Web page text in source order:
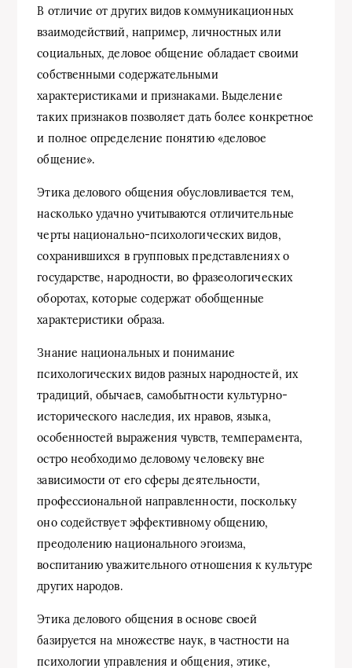
В отличие от других видов коммуникационных
взаимодействий, например, личностных или
социальных, деловое общение обладает своими
собственными содержательными
характеристиками и признаками. Выделение
таких признаков позволяет дать более конкретное
и полное определение понятию «деловое
общение».
Этика делового общения обусловливается тем,
насколько удачно учитываются отличительные
черты национально-психологических видов,
сохранившихся в групповых представлениях о
государстве, народности, во фразеологических
оборотах, которые содержат обобщенные
характеристики образа.
Знание национальных и понимание
психологических видов разных народностей, их
традиций, обычаев, самобытности культурно-
исторического наследия, их нравов, языка,
особенностей выражения чувств, темперамента,
остро необходимо деловому человеку вне
зависимости от его сферы деятельности,
профессиональной направленности, поскольку
оно содействует эффективному общению,
преодолению национального эгоизма,
воспитанию уважительного отношения к культуре
других народов.
Этика делового общения в основе своей
базируется на множестве наук, в частности на
психологии управления и общения, этике,